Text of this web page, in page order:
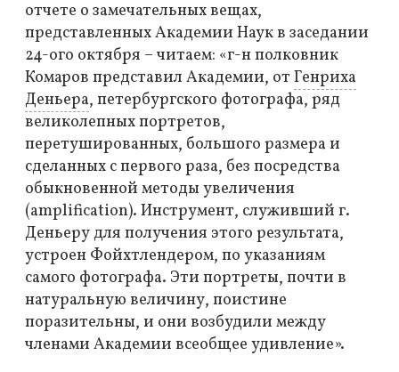
отчете о замечательных вещах,
представленных Академии Наук в заседании
24-ого октября – читаем: «г-н полковник
Комаров представил Академии, от Генриха
Деньера, петербургского фотографа, ряд
великолепных портретов,
перетушированных, большого размера и
сделанных с первого раза, без посредства
обыкновенной методы увеличения
(amplification). Инструмент, служивший г.
Деньеру для получения этого результата,
устроен Фойхтлендером, по указаниям
самого фотографа. Эти портреты, почти в
натуральную величину, поистине
поразительны, и они возбудили между
членами Академии всеобщее удивление».